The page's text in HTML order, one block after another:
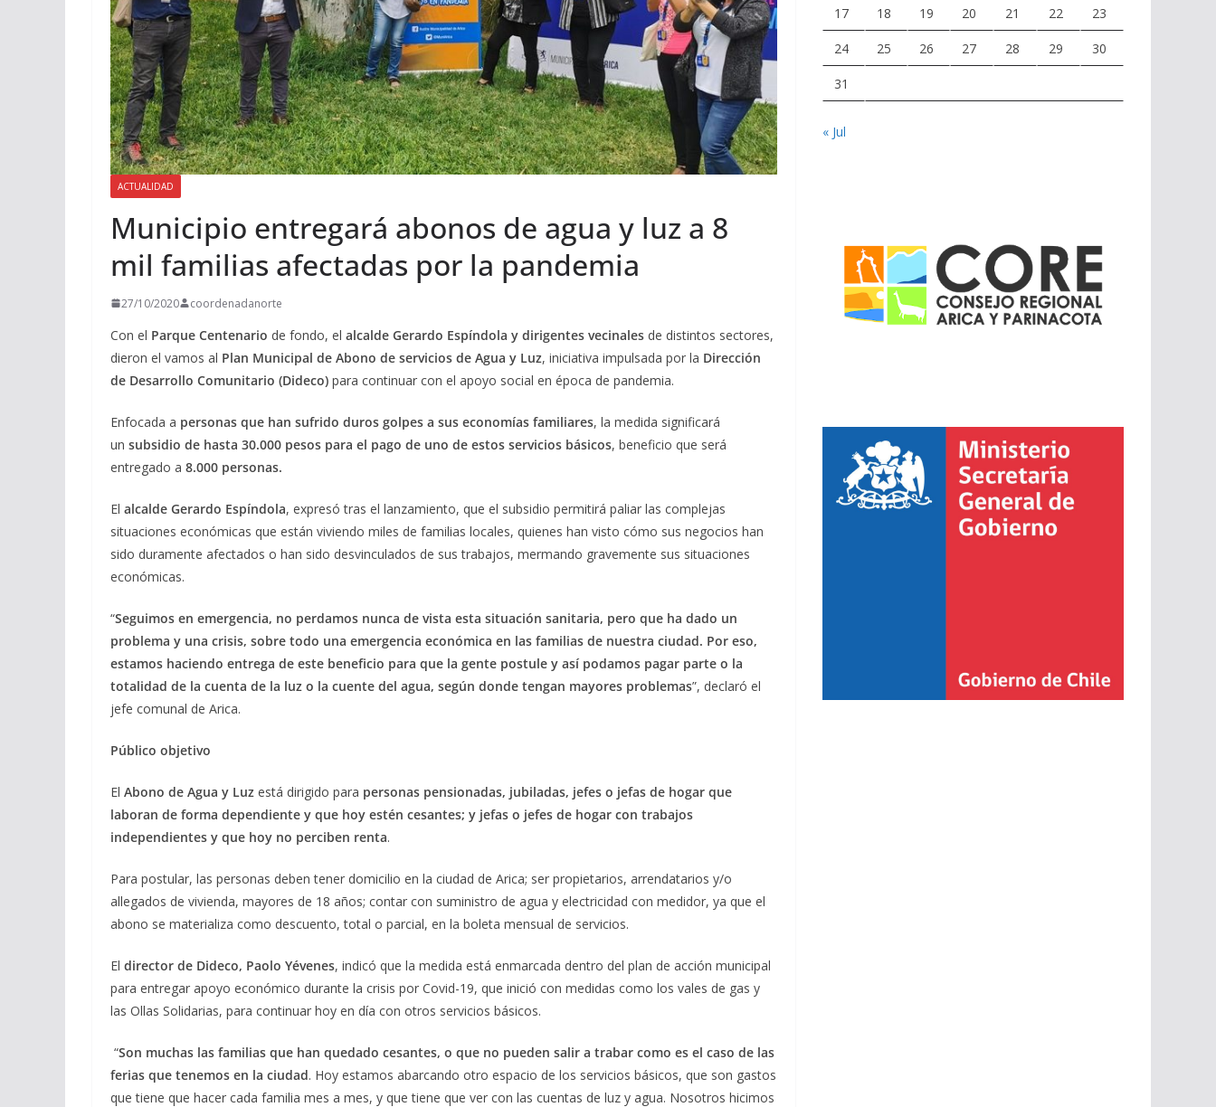
ACTUALIDAD
Municipio entregará abonos de agua y luz a 8
mil familias afectadas por la pandemia
27/10/2020 coordenadanorte
Con el Parque Centenario de fondo, el alcalde Gerardo Espíndola y dirigentes vecinales de distintos sectores,
dieron el vamos al Plan Municipal de Abono de servicios de Agua y Luz, iniciativa impulsada por la Dirección
de Desarrollo Comunitario (Dideco) para continuar con el apoyo social en época de pandemia.
Enfocada a personas que han sufrido duros golpes a sus economías familiares, la medida significará
un subsidio de hasta 30.000 pesos para el pago de uno de estos servicios básicos, beneficio que será
entregado a 8.000 personas.
El alcalde Gerardo Espíndola, expresó tras el lanzamiento, que el subsidio permitirá paliar las complejas
situaciones económicas que están viviendo miles de familias locales, quienes han visto cómo sus negocios han
sido duramente afectados o han sido desvinculados de sus trabajos, mermando gravemente sus situaciones
económicas.
“Seguimos en emergencia, no perdamos nunca de vista esta situación sanitaria, pero que ha dado un
problema y una crisis, sobre todo una emergencia económica en las familias de nuestra ciudad. Por eso,
estamos haciendo entrega de este beneficio para que la gente postule y así podamos pagar parte o la
totalidad de la cuenta de la luz o la cuente del agua, según donde tengan mayores problemas”, declaró el
jefe comunal de Arica.
Público objetivo
El Abono de Agua y Luz está dirigido para personas pensionadas, jubiladas, jefes o jefas de hogar que
laboran de forma dependiente y que hoy estén cesantes; y jefas o jefes de hogar con trabajos
independientes y que hoy no perciben renta.
Para postular, las personas deben tener domicilio en la ciudad de Arica; ser propietarios, arrendatarios y/o
allegados de vivienda, mayores de 18 años; contar con suministro de agua y electricidad con medidor, ya que el
abono se materializa como descuento, total o parcial, en la boleta mensual de servicios.
El director de Dideco, Paolo Yévenes, indicó que la medida está enmarcada dentro del plan de acción municipal
para entregar apoyo económico durante la crisis por Covid-19, que inició con medidas como los vales de gas y
las Ollas Solidarias, para continuar hoy en día con otros servicios básicos.
“Son muchas las familias que han quedado cesantes, o que no pueden salir a trabar como es el caso de las
ferias que tenemos en la ciudad. Hoy estamos abarcando otro espacio de los servicios básicos, que son gastos
que tiene que hacer cada familia mes a mes, y que tiene que ver con las cuentas de luz y agua. Nosotros hicimos
17 18 19 20 21 22 23
24 25 26 27 28 29 30
31
« Jul